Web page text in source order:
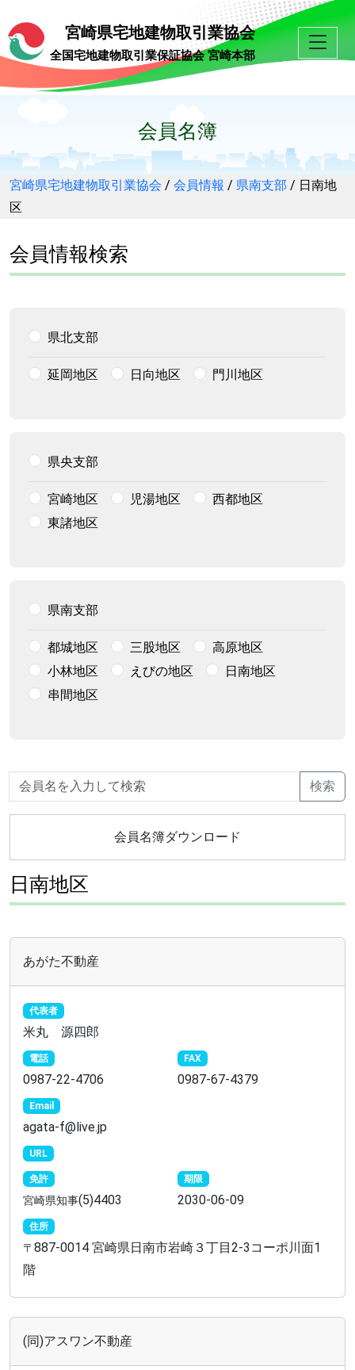
宮崎県宅地建物取引業協会
全国宅地建物取引業保証協会 宮崎本部
会員名簿
宮崎県宅地建物取引業協会 / 会員情報 / 県南支部 / 日南地
区
会員情報検索
県北支部
延岡地区 日向地区 門川地区
県央支部
宮崎地区 児湯地区
西都地区
東諸地区
県南支部
都城地区 三股地区
高原地区
小林地区
えびの地区
日南地区
串間地区
検索
会員名簿ダウンロード
日南地区
あがた不動産
代表者
米丸 源四郎
電話
0987-22-4706
FAX
0987-67-4379
Email
agata-f@live.jp
URL
免許
宮崎県知事(5)4403
期限
2030-06-09
住所
〒 887-0014 宮崎県日南市岩崎３丁目2-3コーポ川面1
階
(同)アスワン不動産